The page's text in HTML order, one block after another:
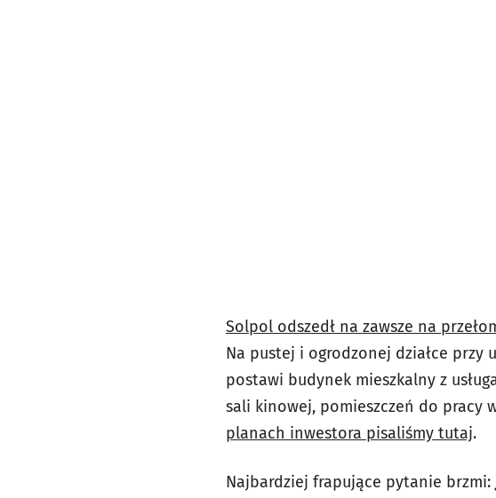
Solpol odszedł na zawsze na
Na pustej i ogrodzonej działce przy
postawi budynek mieszkalny z
sali kinowej, pomieszczeń do pracy
planach inwestora pisaliśmy tutaj.
Najbardziej frapujące pytanie brzmi: